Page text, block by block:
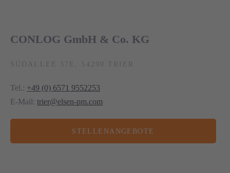
CONLOG GmbH & Co. KG
SÜDALLEE 37E, 54290 TRIER
Tel.: +49 (0) 6571 9552253
E-Mail: trier@elsen-pm.com
STELLENANGEBOTE